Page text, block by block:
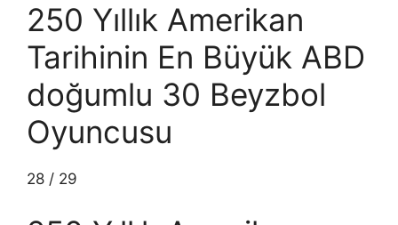
250 Yıllık Amerikan
Tarihinin En Büyük ABD
doğumlu 30 Beyzbol
Oyuncusu
28 / 29